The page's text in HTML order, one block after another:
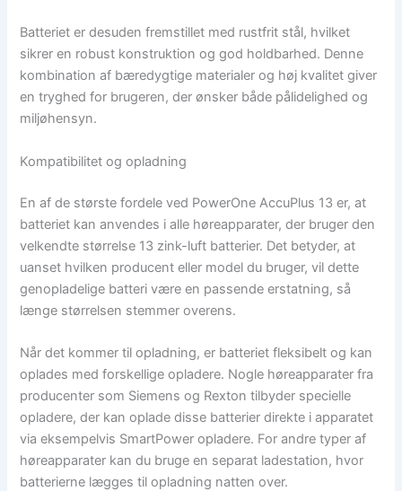
Batteriet er desuden fremstillet med rustfrit stål, hvilket
sikrer en robust konstruktion og god holdbarhed. Denne
kombination af bæredygtige materialer og høj kvalitet giver
en tryghed for brugeren, der ønsker både pålidelighed og
miljøhensyn.
Kompatibilitet og opladning
En af de største fordele ved PowerOne AccuPlus 13 er, at
batteriet kan anvendes i alle høreapparater, der bruger den
velkendte størrelse 13 zink-luft batterier. Det betyder, at
uanset hvilken producent eller model du bruger, vil dette
genopladelige batteri være en passende erstatning, så
længe størrelsen stemmer overens.
Når det kommer til opladning, er batteriet fleksibelt og kan
oplades med forskellige opladere. Nogle høreapparater fra
producenter som Siemens og Rexton tilbyder specielle
opladere, der kan oplade disse batterier direkte i apparatet
via eksempelvis SmartPower opladere. For andre typer af
høreapparater kan du bruge en separat ladestation, hvor
batterierne lægges til opladning natten over.